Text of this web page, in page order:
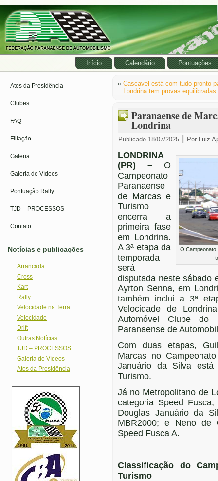
Início Calendário Pontuações
Atos da Presidência
Clubes
FAQ
Filiação
Galeria
Galeria de Vídeos
Pontuação Rally
TJD – PROCESSOS
Contato
Notícias e publicações
Arrancada
Cross
Kart
Rally
Velocidade na Terra
Velocidade
Drift
Outras Notícias
TJD – PROCESSOS
Galeria de Vídeos
Atos da Presidência
« Cascavel está com tudo pronto
Londrina tem provas
Paranaense de
Londrina
Publicado 18/07/2025 Por Luiz
O
LONDRINA
(PR) – O
Campeonato
Paranaense
de Marcas e
Turismo
encerra a
primeira fase
em Londrina.
A 3ª etapa da
temporada
será
disputada neste sábado
Ayrton Senna, em
também inclui a 3ª
Velocidade de
Automóvel Clube do
Paranaense de
Com duas etapas,
Marcas no
Januário da Silva está
Turismo.
Já no Metropolitano de
categoria Speed
Douglas Januário da
MBR2000; e Neno de
Speed Fusca A.
Classificação do
Turismo